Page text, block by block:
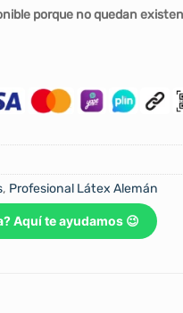
porque no quedan
, Profesional Látex Alemán
Aquí te ayudamos 😉